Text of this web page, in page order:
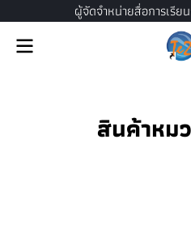
ผู้จัดจำหน่ายสื่อการเรีย
สินค้าหม